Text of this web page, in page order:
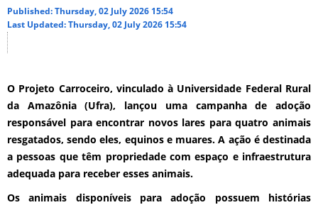
Published: Thursday, 02 July 2026 15:54
Last Updated: Thursday, 02 July 2026 15:54
O Projeto Carroceiro, vinculado à Universidade Federal Rural
da Amazônia (Ufra), lançou uma campanha de adoção
responsável para encontrar novos lares para quatro animais
resgatados, sendo eles, equinos e muares. A ação é destinada
a pessoas que têm propriedade com espaço e infraestrutura
adequada para receber esses animais.
Os animais disponíveis para adoção possuem histórias